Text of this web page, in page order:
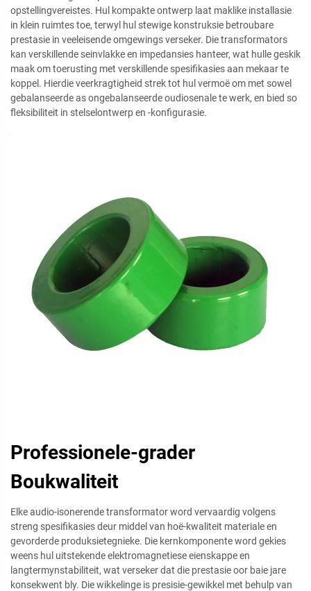
opstellingvereistes. Hul kompakte ontwerp laat maklike installasie
in klein ruimtes toe, terwyl hul stewige konstruksie betroubare
prestasie in veeleisende omgewings verseker. Die transformators
kan verskillende seinvlakke en impedansies hanteer, wat hulle geskik
maak om toerusting met verskillende spesifikasies aan mekaar te
koppel. Hierdie veerkragtigheid strek tot hul vermoë om met sowel
gebalanseerde as ongebalanseerde oudiosenale te werk, en bied so
fleksibiliteit in stelselontwerp en -konfigurasie.
Professionele-grader
Boukwaliteit
Elke audio-isonerende transformator word vervaardig volgens
streng spesifikasies deur middel van hoë-kwaliteit materiale en
gevorderde produksietegnieke. Die kernkomponente word gekies
weens hul uitstekende elektromagnetiese eienskappe en
langtermynstabiliteit, wat verseker dat die prestasie oor baie jare
konsekwent bly. Die wikkelinge is presisie-gewikkel met behulp van